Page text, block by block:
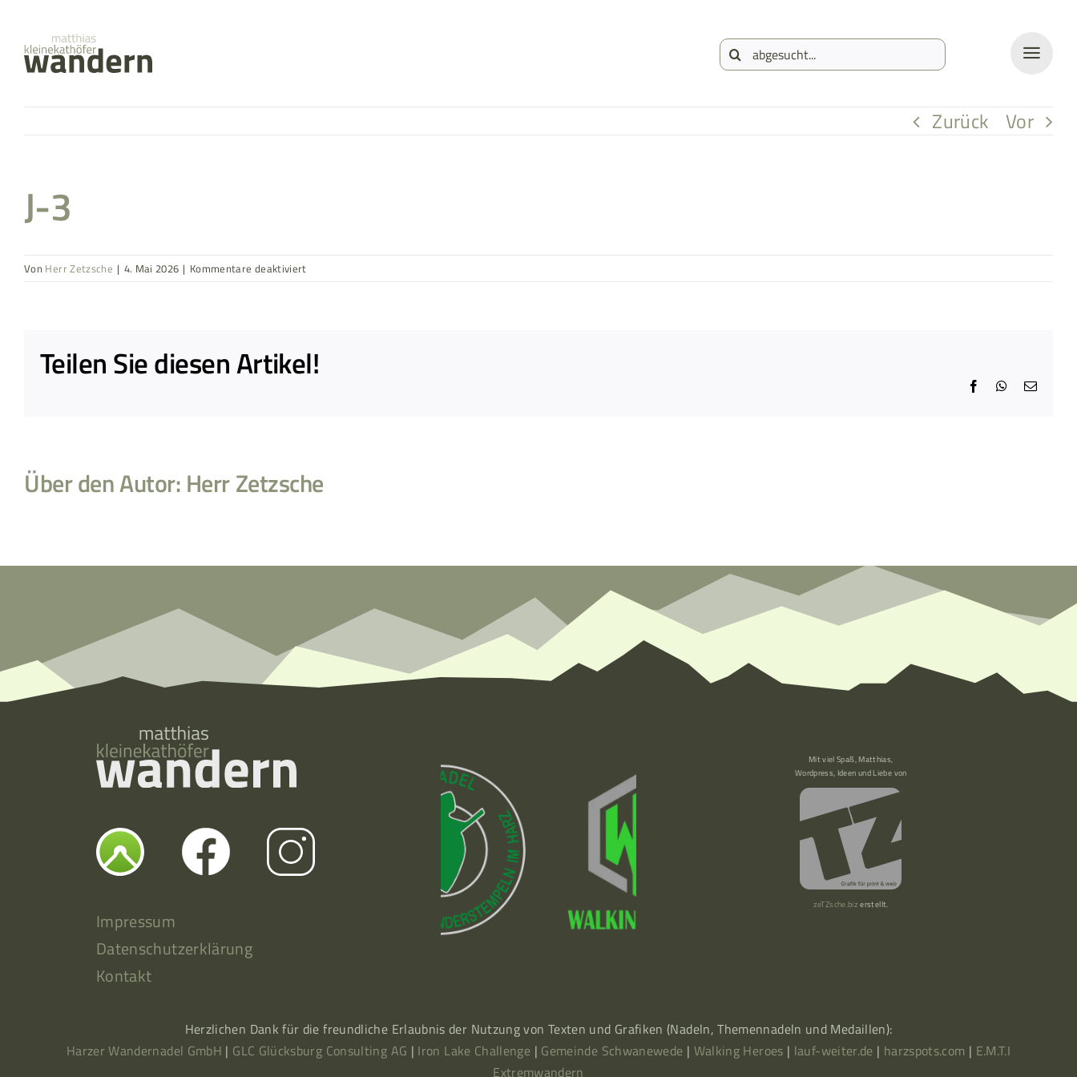
springen
Inhalt
springen
Suche
Zurück
Vor
J-3
Von Herr Zetzsche | 4. Mai 2026 | Kommentare deaktiviertfür
Teilen Sie diesen Artikel!
Facebook
WhatsApp
E-
Über den Autor:Herr Zetzsche
Impressum
Datenschutzerklärung
Kontakt
Mit viel Spaß, Matthias,
Wordpress, Ideen und Liebe von
zeTZsche.biz erstellt.
Herzlichen Dank für die freundliche Erlaubnis der Nutzung von Texten und Grafiken (Nadeln, Themennadeln und Medaillen):
Harzer Wandernadel GmbH | GLC Glücksburg Consulting AG | Iron Lake Challenge | Gemeinde Schwanewede | Walking Heroes | lauf-weiter.de | harzspots.com | E.M.T.I
Extremwandern